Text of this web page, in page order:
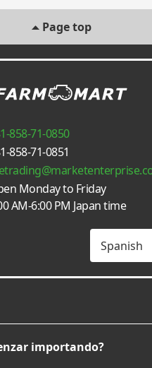
Page top
858-71-0850
858-71-0851
Monday to Friday
AM-6:00 PM Japan time
importando?